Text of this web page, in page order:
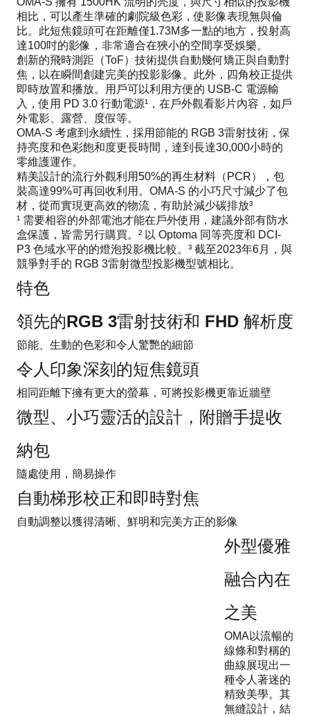
相比，可以產生準確的劇院級色彩，使影像表現無與倫
比。此短焦鏡頭可在距離僅1.73M多一點的地方，投射高
達100吋的影像，非常適合在狹小的空間享受娛樂。
創新的飛時測距（ToF）技術提供自動幾何矯正與自動對
焦，以在瞬間創建完美的投影影像。此外，四角校正提供
即時放置和播放。用戶可以利用方便的 USB-C 電源輸
入，使用 PD 3.0 行動電源¹，在戶外觀看影片內容，如戶
外電影、露營、度假等。
OMA-S 考慮到永續性，採用節能的 RGB 3雷射技術，保
持亮度和色彩飽和度更長時間，達到長達30,000小時的
零維護運作。
精美設計的流行外觀利用50%的再生材料（PCR），包
裝高達99%可再回收利用。OMA-S 的小巧尺寸減少了包
材，從而實現更高效的物流，有助於減少碳排放³
¹ 需要相容的外部電池才能在戶外使用，建議外部有防水
盒保護，皆需另行購買。² 以 Optoma 同等亮度和 DCI-
P3 色域水平的的燈泡投影機比較。³ 截至2023年6月，與
競爭對手的 RGB 3雷射微型投影機型號相比。
特色
領先的RGB 3雷射技術和 FHD 解析度
節能、生動的色彩和令人驚艷的細節
令人印象深刻的短焦鏡頭
相同距離下擁有更大的螢幕，可將投影機更靠近牆壁
微型、小巧靈活的設計，附贈手提收
納包
隨處使用，簡易操作
自動梯形校正和即時對焦
自動調整以獲得清晰、鮮明和完美方正的影像
外型優雅
融合內在
之美
OMA以流暢的
線條和對稱的
曲線展現出一
種令人著迷的
精致美學。其
無縫設計，結